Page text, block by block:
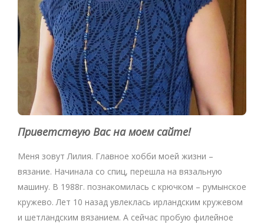
Приветствую Вас на моем сайте!
Меня зовут Лилия. Главное хобби моей жизни –
вязание. Начинала со спиц, перешла на вязальную
машину. В 1988г. познакомилась с крючком – румынское
кружево. Лет 10 назад увлеклась ирландским кружевом
и шетландским вязанием. А сейчас пробую филейное